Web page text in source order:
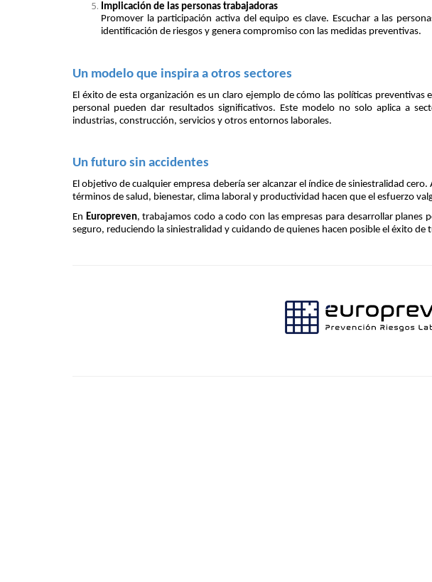
Implicación de las personas trabajadoras
Promover la participación activa del equipo es clave. Escuchar a las
identificación de riesgos y genera compromiso con las medidas preventivas.
Un modelo que inspira a otros sectores
El éxito de esta organización es un claro ejemplo de cómo las políticas
personal pueden dar resultados significativos. Este modelo no solo aplica a
industrias, construcción, servicios y otros entornos laborales.
Un futuro sin accidentes
El objetivo de cualquier empresa debería ser alcanzar el índice de siniestralidad
términos de salud, bienestar, clima laboral y productividad hacen que el esfuerzo
En Europreven, trabajamos codo a codo con las empresas para desarrollar
seguro, reduciendo la siniestralidad y cuidando de quienes hacen posible el éxito de